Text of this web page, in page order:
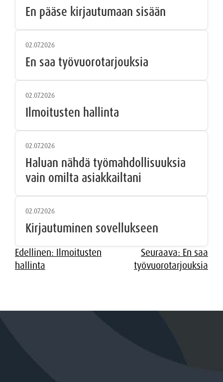
En pääse kirjautumaan sisään
02.07.2026
En saa työvuorotarjouksia
02.07.2026
Ilmoitusten hallinta
02.07.2026
Haluan nähdä työmahdollisuuksia
vain omilta asiakkailtani
02.07.2026
Kirjautuminen sovellukseen
Artikkelien
selaus
Edellinen: Ilmoitusten
hallinta
Seuraava: En saa
työvuorotarjouksia